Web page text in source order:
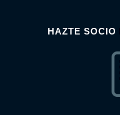
HAZTE SOCIO